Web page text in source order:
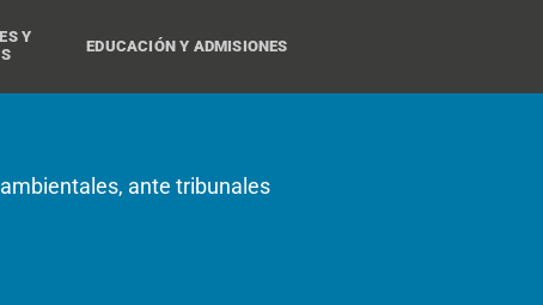
Y
EDUCACIÓN Y ADMISIONES
ante tribunales